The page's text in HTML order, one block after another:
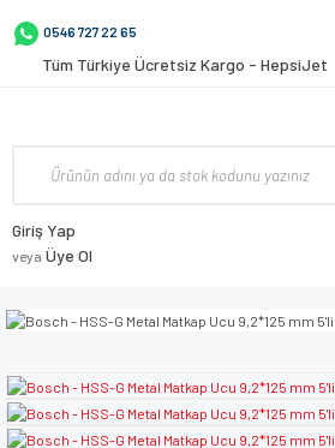
0546 727 22 65
Tüm Türkiye Ücretsiz Kargo - HepsiJet
Giriş Yap
veya Üye Ol